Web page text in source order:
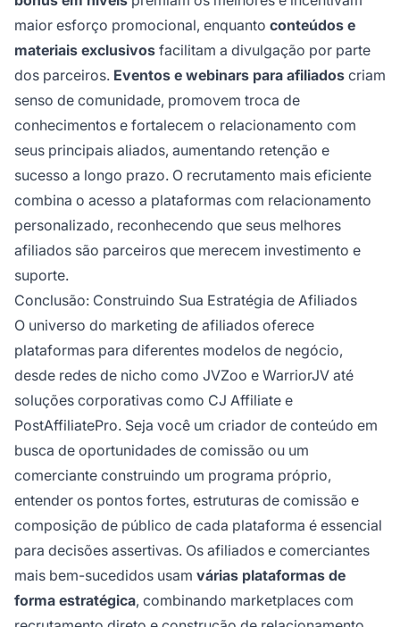
maior esforço promocional, enquanto conteúdos e
materiais exclusivos facilitam a divulgação por parte
dos parceiros. Eventos e webinars para afiliados criam
senso de comunidade, promovem troca de
conhecimentos e fortalecem o relacionamento com
seus principais aliados, aumentando retenção e
sucesso a longo prazo. O recrutamento mais eficiente
combina o acesso a plataformas com relacionamento
personalizado, reconhecendo que seus melhores
afiliados são parceiros que merecem investimento e
suporte.
Conclusão: Construindo Sua Estratégia de Afiliados
O universo do marketing de afiliados oferece
plataformas para diferentes modelos de negócio,
desde redes de nicho como JVZoo e WarriorJV até
soluções corporativas como CJ Affiliate e
PostAffiliatePro. Seja você um criador de conteúdo em
busca de oportunidades de comissão ou um
comerciante construindo um programa próprio,
entender os pontos fortes, estruturas de comissão e
composição de público de cada plataforma é essencial
para decisões assertivas. Os afiliados e comerciantes
mais bem-sucedidos usam várias plataformas de
forma estratégica, combinando marketplaces com